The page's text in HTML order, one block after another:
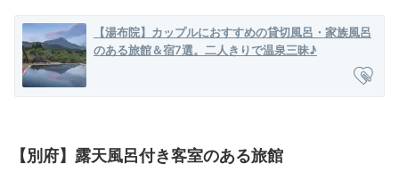
【湯布院】カップルにおすすめの貸切風呂・家族風呂
のある旅館＆宿7選。二人きりで温泉三昧♪
【別府】露天風呂付き客室のある旅館